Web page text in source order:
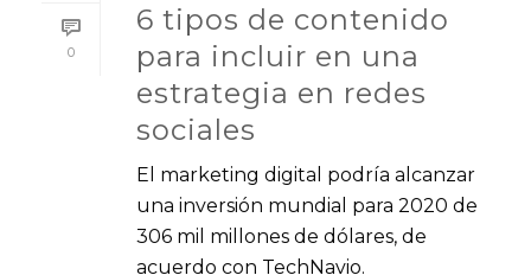
0
6 tipos de contenido
para incluir en una
estrategia en redes
sociales
El marketing digital podría alcanzar
una inversión mundial para 2020 de
306 mil millones de dólares, de
acuerdo con TechNavio.